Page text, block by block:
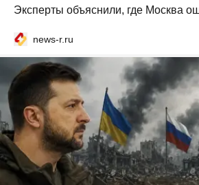
Эксперты объяснили, где Москва
news-r.ru